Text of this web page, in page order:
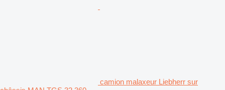
camion malaxeur Liebherr sur